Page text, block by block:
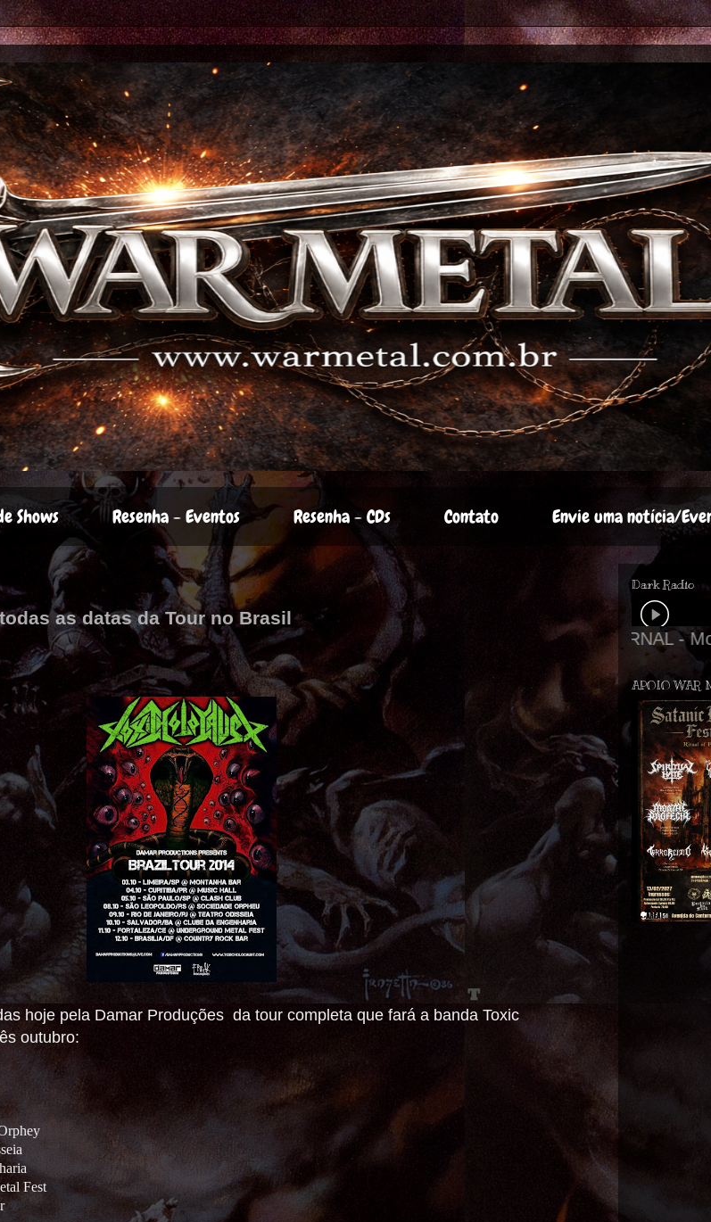
Shows Resenha - Eventos Resenha - CDs Contato Envie uma notícia/
as datas da Tour no Brasil
hoje pela Damar Produções da tour completa que fará a banda Toxic
outubro:
Fest
Dark Radio
APOIO WAR